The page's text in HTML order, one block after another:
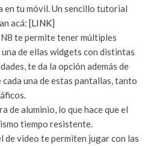
en tu móvil. Un sencillo tutorial
acá: [LINK]
N8 te permite tener múltiples
de ellas widgets con distintas
te da la opción además de
una de estas pantallas, tanto
de aluminio, lo que hace que el
tiempo resistente.
de video te permiten jugar con las